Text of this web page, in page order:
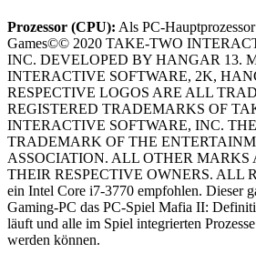
Prozessor (CPU): Als PC-
Games©© 2020 TAKE-TWO
INC. DEVELOPED BY HANGAR 13.
INTERACTIVE SOFTWARE, 2K,
RESPECTIVE LOGOS ARE ALL
REGISTERED TRADEMARKS OF
INTERACTIVE SOFTWARE, INC.
TRADEMARK OF THE
ASSOCIATION. ALL OTHER MARKS
THEIR RESPECTIVE OWNERS. ALL
ein Intel Core i7-3770 empfohlen. Dieser
Gaming-PC das PC-Spiel Mafia II:
läuft und alle im Spiel integrierten
werden können.